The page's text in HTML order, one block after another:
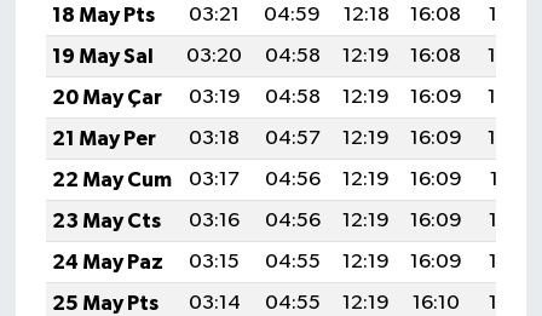
18 May Pts
03:21 04:59 12:18 16:08
19:28
19 May Sal
03:20 04:58 12:19 16:08
19:29
20 May Çar
03:19 04:58 12:19 16:09
19:29
21 May Per
03:18 04:57 12:19 16:09
19:30
22 May Cum
03:17 04:56 12:19 16:09
19:31
23 May Cts
03:16 04:56 12:19 16:09
19:32
24 May Paz
03:15 04:55 12:19 16:09
19:33
25 May Pts
03:14 04:55 12:19 16:10
19:33